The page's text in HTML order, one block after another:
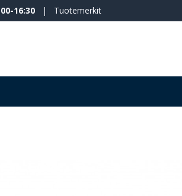
16:30 | Tuotemerkit